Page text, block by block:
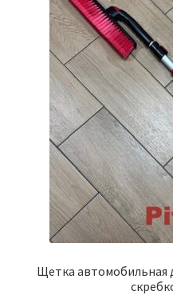
Щетка автомобильная